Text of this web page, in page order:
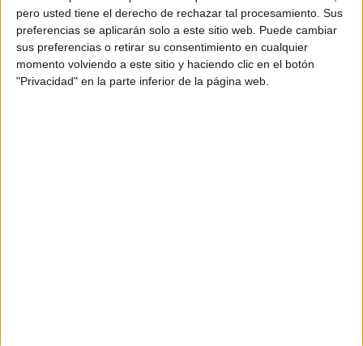
pero usted tiene el derecho de rechazar tal procesamiento. Sus
preferencias se aplicarán solo a este sitio web. Puede cambiar
sus preferencias o retirar su consentimiento en cualquier
momento volviendo a este sitio y haciendo clic en el botón
"Privacidad" en la parte inferior de la página web.